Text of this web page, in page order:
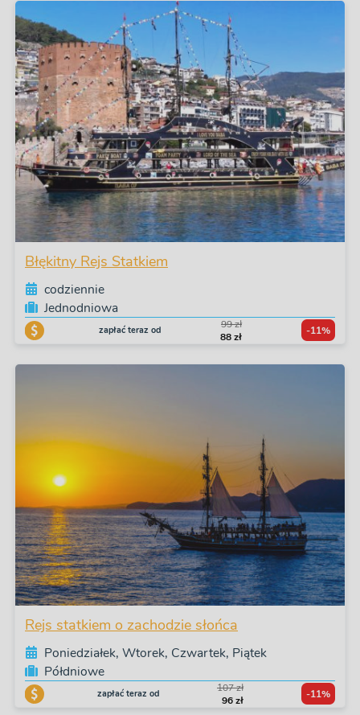
Błękitny Rejs Statkiem
codziennie
Jednodniowa
zapłać teraz od
99 zł
88 zł
-11%
Rejs statkiem o zachodzie słońca
Poniedziałek, Wtorek, Czwartek, Piątek
Półdniowe
zapłać teraz od
107 zł
96 zł
-11%